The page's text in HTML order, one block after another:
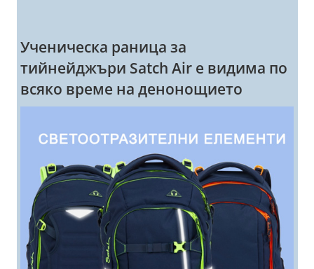
Ученическа раница за
тийнейджъри Satch Air е видима по
всяко време на денонощието